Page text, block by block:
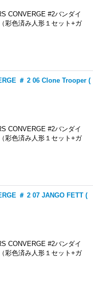
CONVERGE #2バンダイ
彩色済み人形１セット+ガ
＃ 2 06 Clone Trooper (
CONVERGE #2バンダイ
彩色済み人形１セット+ガ
＃ 2 07 JANGO FETT (
CONVERGE #2バンダイ
彩色済み人形１セット+ガ